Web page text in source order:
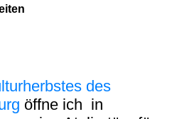
des
öffne ich in